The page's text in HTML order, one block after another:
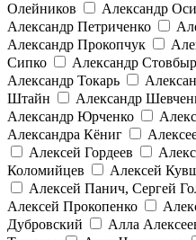
Олейников
Александр
Александр Петриченко
Александр Прокопчук
Сипко
Александр
Александр Токарь
Штайн
Александр
Александр Юрченко
Александра Кёниг
Алексей Гордеев
Коломийцев
Алексей
Алексей Панич, Сергей
Алексей Прокопенко
Дубровский
Алла